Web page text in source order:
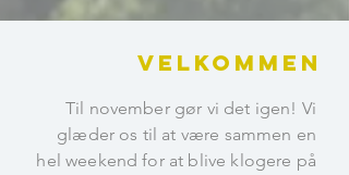
Velkommen
​Til november gør vi det igen! Vi
glæder os til at være sammen en
hel weekend for at blive klogere på